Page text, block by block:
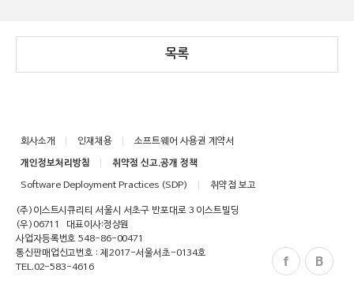
목록
회사소개 인재채용
소프트웨어 사용권 계약서
개인정보처리방침
취약점 신고.공개 정책
Software Deployment Practices (SDP)
취약점 보고
(주)이스트시큐리티 서울시 서초구 반포대로 3 이스트빌딩
(우)06711
대표이사:정상원
사업자등록번호 548-86-00471
통신판매업신고번호 : 제2017-서울서초-0134호
TEL.02-583-4616